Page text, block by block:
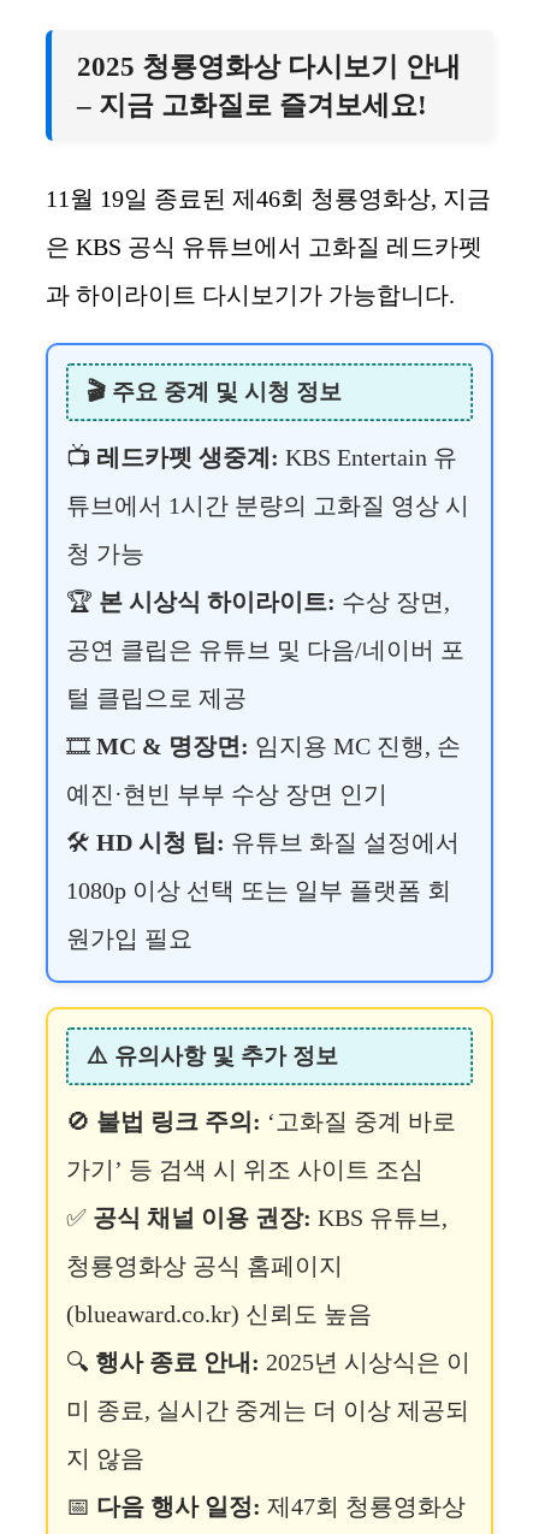
2025 청룡영화상 다시보기 안내
– 지금 고화질로 즐겨보세요!
11월 19일 종료된 제46회 청룡영화상, 지금
은 KBS 공식 유튜브에서 고화질 레드카펫
과 하이라이트 다시보기가 가능합니다.
🎬 주요 중계 및 시청 정보
📺 레드카펫 생중계: KBS Entertain 유
튜브에서 1시간 분량의 고화질 영상 시
청 가능
🏆 본 시상식 하이라이트: 수상 장면,
공연 클립은 유튜브 및 다음/네이버 포
털 클립으로 제공
🎞 MC & 명장면: 임지용 MC 진행, 손
예진·현빈 부부 수상 장면 인기
🛠 HD 시청 팁: 유튜브 화질 설정에서
1080p 이상 선택 또는 일부 플랫폼 회
원가입 필요
⚠️ 유의사항 및 추가 정보
🚫 불법 링크 주의: ‘고화질 중계 바로
가기’ 등 검색 시 위조 사이트 조심
✅ 공식 채널 이용 권장: KBS 유튜브,
청룡영화상 공식 홈페이지
(blueaward.co.kr) 신뢰도 높음
🔍 행사 종료 안내: 2025년 시상식은 이
미 종료, 실시간 중계는 더 이상 제공되
지 않음
📅 다음 행사 일정: 제47회 청룡영화상